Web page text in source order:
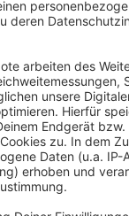
Stockholm
Thema
In
etwa inStockholm
aufladen und
das Bargeld aus